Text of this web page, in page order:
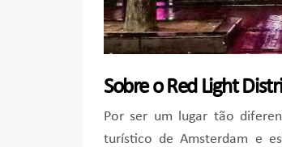
Sobre o Red Light
Por ser um lugar tão
turístico de Amsterdam e